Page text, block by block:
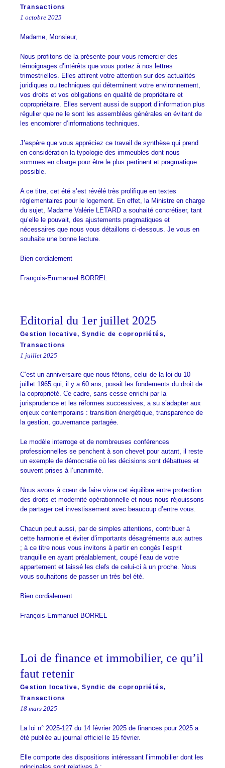
Transactions
1 octobre 2025
Madame, Monsieur,
Nous profitons de la présente pour vous remercier des
témoignages d’intérêts que vous portez à nos lettres
trimestrielles. Elles attirent votre attention sur des actualités
juridiques ou techniques qui déterminent votre environnement,
vos droits et vos obligations en qualité de propriétaire et
copropriétaire. Elles servent aussi de support d’information plus
régulier que ne le sont les assemblées générales en évitant de
les encombrer d’informations techniques.
J’espère que vous appréciez ce travail de synthèse qui prend
en considération la typologie des immeubles dont nous
sommes en charge pour être le plus pertinent et pragmatique
possible.
A ce titre, cet été s’est révélé très prolifique en textes
réglementaires pour le logement. En effet, la Ministre en charge
du sujet, Madame Valérie LETARD a souhaité concrétiser, tant
qu’elle le pouvait, des ajustements pragmatiques et
nécessaires que nous vous détaillons ci-dessous. Je vous en
souhaite une bonne lecture.
Bien cordialement
François-Emmanuel BORREL
Editorial du 1er juillet 2025
Gestion locative,Syndic de copropriétés,
Transactions
1 juillet 2025
C’est un anniversaire que nous fêtons, celui de la loi du 10
juillet 1965 qui, il y a 60 ans, posait les fondements du droit de
la copropriété. Ce cadre, sans cesse enrichi par la
jurisprudence et les réformes successives, a su s’adapter aux
enjeux contemporains : transition énergétique, transparence de
la gestion, gouvernance partagée.
Le modèle interroge et de nombreuses conférences
professionnelles se penchent à son chevet pour autant, il reste
un exemple de démocratie où les décisions sont débattues et
souvent prises à l’unanimité.
Nous avons à cœur de faire vivre cet équilibre entre protection
des droits et modernité opérationnelle et nous nous réjouissons
de partager cet investissement avec beaucoup d’entre vous.
Chacun peut aussi, par de simples attentions, contribuer à
cette harmonie et éviter d’importants désagréments aux autres
; à ce titre nous vous invitons à partir en congés l’esprit
tranquille en ayant préalablement, coupé l’eau de votre
appartement et laissé les clefs de celui-ci à un proche. Nous
vous souhaitons de passer un très bel été.
Bien cordialement
François-Emmanuel BORREL
Loi de finance et immobilier, ce qu’il
faut retenir
Gestion locative,Syndic de copropriétés,
Transactions
18 mars 2025
La loi n° 2025-127 du 14 février 2025 de finances pour 2025 a
été publiée au journal officiel le 15 février.
Elle comporte des dispositions intéressant l’immobilier dont les